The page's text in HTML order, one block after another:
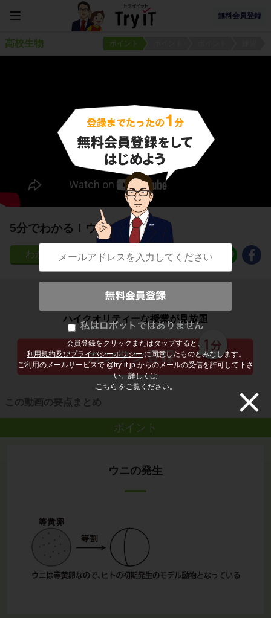
無料会員登録
会員登録をクリックまたはタップすると、
利用規約及びプライバシーポリシー に同意したものとみなします。
ご利用のメールサービスで @try-it.jp からのメールの受信を許可して下さ
い。詳しくは
こちら をご覧ください。
高校生物 ポイント
5分でわかる！ウニの発生
75
子どもの勉強から大人の学び直しまで
ハイクオリティーな授業が見放題
この動画の要点まとめ
ポイント
ウニの発生